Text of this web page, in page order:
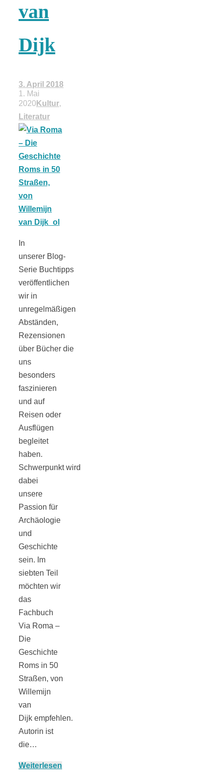
van
Dijk
3. April 2018
1. Mai
2020 Kultur,
Literatur
In
unserer Blog-
Serie Buchtipps
veröffentlichen
wir in
unregelmäßigen
Abständen,
Rezensionen
über Bücher die
uns
besonders
faszinieren
und auf
Reisen oder
Ausflügen
begleitet
haben.
Schwerpunkt wird
dabei
unsere
Passion für
Archäologie
und
Geschichte
sein. Im
siebten Teil
möchten wir
das
Fachbuch
Via Roma –
Die
Geschichte
Roms in 50
Straßen, von
Willemijn
van
Dijk empfehlen.
Autorin ist
die…
Weiterlesen